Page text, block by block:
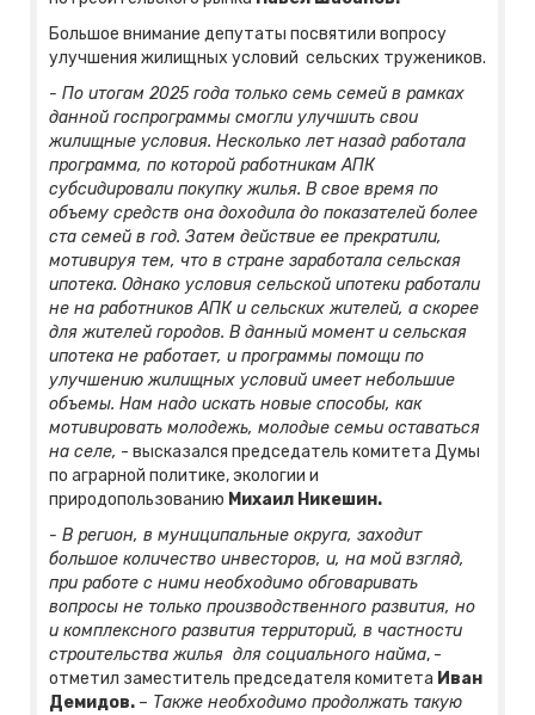
Большое внимание депутаты посвятили вопросу
улучшения жилищных условий сельских тружеников.
- По итогам 2025 года только семь семей в рамках
данной госпрограммы смогли улучшить свои
жилищные условия. Несколько лет назад работала
программа, по которой работникам АПК
субсидировали покупку жилья. В свое время по
объему средств она доходила до показателей более
ста семей в год. Затем действие ее прекратили,
мотивируя тем, что в стране заработала сельская
ипотека. Однако условия сельской ипотеки работали
не на работников АПК и сельских жителей, а скорее
для жителей городов. В данный момент и сельская
ипотека не работает, и программы помощи по
улучшению жилищных условий имеет небольшие
объемы. Нам надо искать новые способы, как
мотивировать молодежь, молодые семьи оставаться
на селе, - высказался председатель комитета Думы
по аграрной политике, экологии и
природопользованию Михаил Никешин.
- В регион, в муниципальные округа, заходит
большое количество инвесторов, и, на мой взгляд,
при работе с ними необходимо обговаривать
вопросы не только производственного развития, но
и комплексного развития территорий, в частности
строительства жилья для социального найма, -
отметил заместитель председателя комитета Иван
Демидов. – Также необходимо продолжать такую